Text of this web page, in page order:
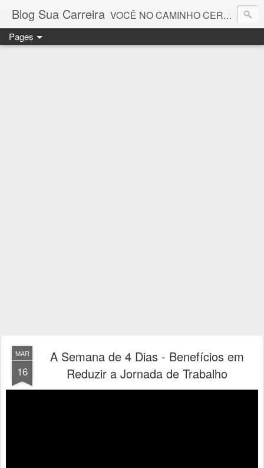
Blog Sua Carreira VOCÊ NO CAMINHO CERTO! 🤓💻🚀
Pages
MAR
16
A Semana de 4 Dias - Benefícios em
Reduzir a Jornada de Trabalho